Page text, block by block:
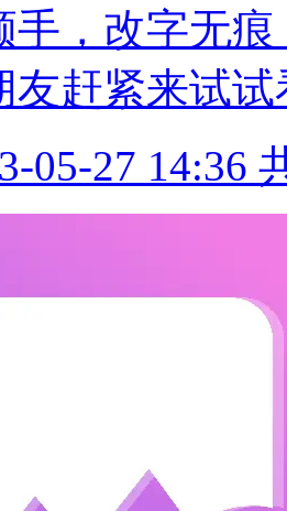
手，改字无
友赶紧来试试
05-27 14:36